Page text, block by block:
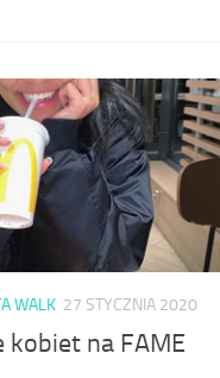
WALK 27 STYCZNIA 2020
kobiet na FAME